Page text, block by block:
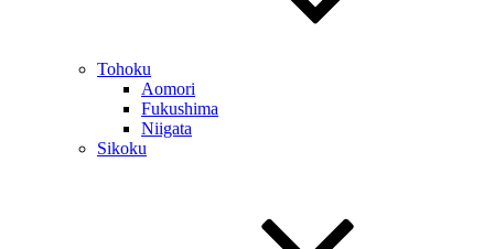
Tohoku
Aomori
Fukushima
Niigata
Sikoku